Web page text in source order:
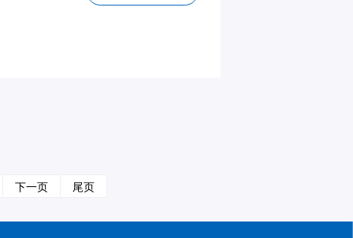
下一页 尾页